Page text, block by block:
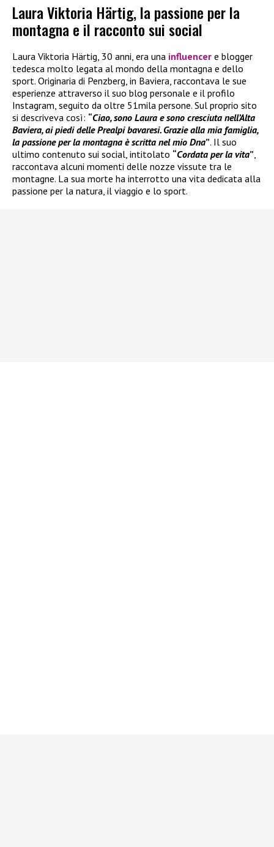
Laura Viktoria Härtig, la passione per la
montagna e il racconto sui social
Laura Viktoria Härtig, 30 anni, era una influencer e blogger
tedesca molto legata al mondo della montagna e dello
sport. Originaria di Penzberg, in Baviera, raccontava le sue
esperienze attraverso il suo blog personale e il profilo
Instagram, seguito da oltre 51mila persone. Sul proprio sito
si descriveva così: “Ciao, sono Laura e sono cresciuta nell’Alta
Baviera, ai piedi delle Prealpi bavaresi. Grazie alla mia famiglia,
la passione per la montagna è scritta nel mio Dna”. Il suo
ultimo contenuto sui social, intitolato “Cordata per la vita”
raccontava alcuni momenti delle nozze vissute tra le
montagne. La sua morte ha interrotto una vita dedicata alla
passione per la natura, il viaggio e lo sport.